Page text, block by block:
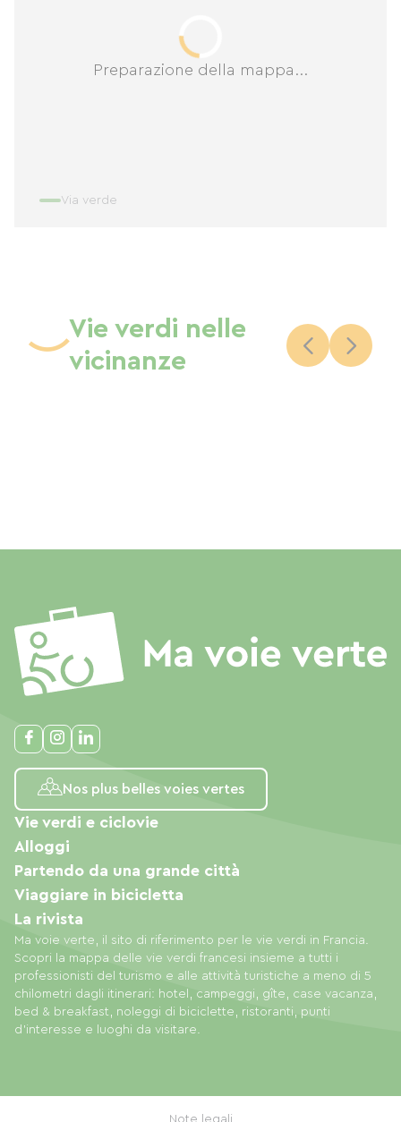
Preparazione della mappa...
Via verde
Vie verdi nelle
vicinanze
Nos plus belles voies vertes
Ma voie verte, il sito di riferimento per le vie verdi in Francia.
Scopri la mappa delle vie verdi francesi insieme a tutti i
professionisti del turismo e alle attività turistiche a meno di 5
chilometri dagli itinerari: hotel, campeggi, gîte, case vacanza,
bed & breakfast, noleggi di biciclette, ristoranti, punti
d'interesse e luoghi da visitare.
Vie verdi e ciclovie
Alloggi
Partendo da una grande città
Viaggiare in bicicletta
La rivista
Note legali